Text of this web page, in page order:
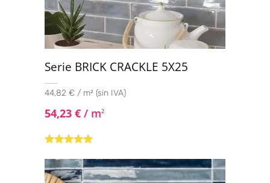
Serie BRICK CRACKLE 5X25
44,82 € / m² (sin IVA)
54,23 € / m2
5.00de 5